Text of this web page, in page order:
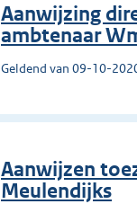
Aanwijzing
ambtenaar
Geldend van 09-10-
Aanwijzen
Meulendijks